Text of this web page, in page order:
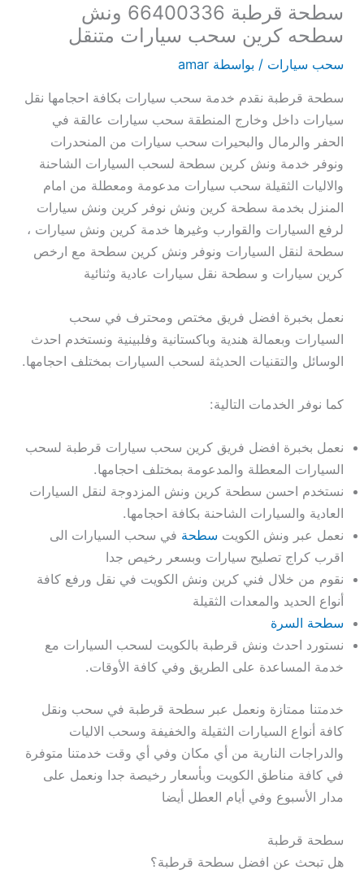
سطحة قرطبة 66400336 ونش
سطحه كرين سحب سيارات متنقل
سحب سيارات / بواسطة amar
سطحة قرطبة نقدم خدمة سحب سيارات بكافة احجامها نقل
سيارات داخل وخارج المنطقة سحب سيارات عالقة في
الحفر والرمال والبحيرات سحب سيارات من المنحدرات
ونوفر خدمة ونش كرين سطحة لسحب السيارات الشاحنة
والاليات الثقيلة سحب سيارات مدعومة ومعطلة من امام
المنزل بخدمة سطحة كرين ونش نوفر كرين ونش سيارات
لرفع السيارات والقوارب وغيرها خدمة كرين ونش سيارات ،
سطحة لنقل السيارات ونوفر ونش كرين سطحة مع ارخص
كرين سيارات و سطحة نقل سيارات عادية وثنائية
نعمل بخبرة افضل فريق مختص ومحترف في سحب
السيارات وبعمالة هندية وباكستانية وفلبينية ونستخدم احدث
الوسائل والتقنيات الحديثة لسحب السيارات بمختلف احجامها.
كما نوفر الخدمات التالية:
نعمل بخبرة افضل فريق كرين سحب سيارات قرطبة لسحب
السيارات المعطلة والمدعومة بمختلف احجامها.
نستخدم احسن سطحة كرين ونش المزدوجة لنقل السيارات
العادية والسيارات الشاحنة بكافة احجامها.
نعمل عبر ونش الكويت سطحة في سحب السيارات الى
اقرب كراج تصليح سيارات وبسعر رخيص جدا
نقوم من خلال فني كرين ونش الكويت في نقل ورفع كافة
أنواع الحديد والمعدات الثقيلة
سطحة السرة
نستورد احدث ونش قرطبة بالكويت لسحب السيارات مع
خدمة المساعدة على الطريق وفي كافة الأوقات.
خدمتنا ممتازة ونعمل عبر سطحة قرطبة في سحب ونقل
كافة أنواع السيارات الثقيلة والخفيفة وسحب الاليات
والدراجات النارية من أي مكان وفي أي وقت خدمتنا متوفرة
في كافة مناطق الكويت وبأسعار رخيصة جدا ونعمل على
مدار الأسبوع وفي أيام العطل أيضا
سطحة قرطبة
هل تبحث عن افضل سطحة قرطبة؟